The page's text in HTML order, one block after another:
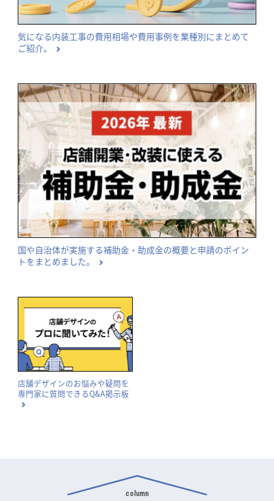
気になる内装工事の費用相場や費用事例を業種別にまとめて
ご紹介。
国や自治体が実施する補助金・助成金の概要と申請のポイン
トをまとめました。
店舗デザインのお悩みや疑問を
専門家に質問できるQ&A掲示板
column